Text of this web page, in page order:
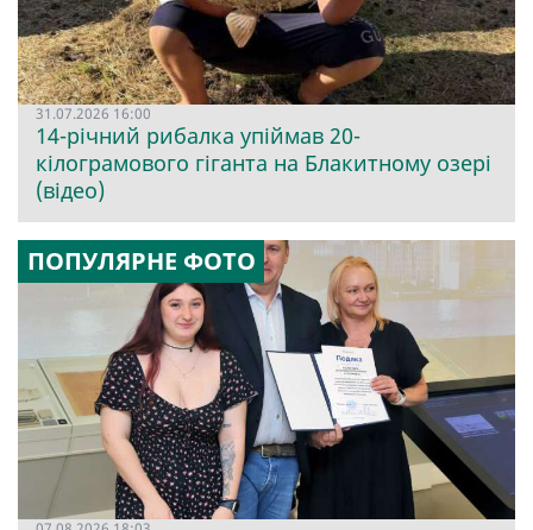
31.07.2026 16:00
14-річний рибалка упіймав 20-
кілограмового гіганта на Блакитному озері
(відео)
ПОПУЛЯРНЕ ФОТО